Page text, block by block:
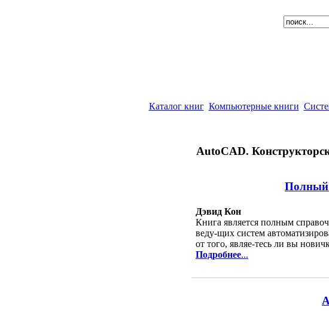
Каталог книг Компьютерные книги
AutoCAD.
Полный
Дэвид Кон
Книга является полным
веду-щих систем
от того, являе-тесь ли вы
Подробнее...